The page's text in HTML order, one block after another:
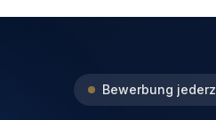
Bewerbung